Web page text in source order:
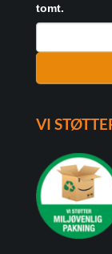
tomt.
VI